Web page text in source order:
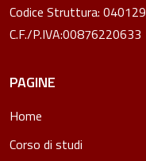
Codice Struttura: 040129
C.F./P.IVA:00876220633
PAGINE
Home
Corso di studi